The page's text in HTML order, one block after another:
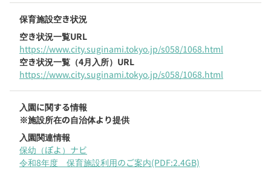
保育施設空き状況
空き状況一覧URL
https://www.city.suginami.tokyo.jp/s058/1068.html
空き状況一覧（4月入所）URL
https://www.city.suginami.tokyo.jp/s058/1068.html
入園に関する情報
※施設所在の自治体より提供
入園関連情報
保幼（ぽよ）ナビ
令和8年度 保育施設利用のご案内(PDF:2.4GB)